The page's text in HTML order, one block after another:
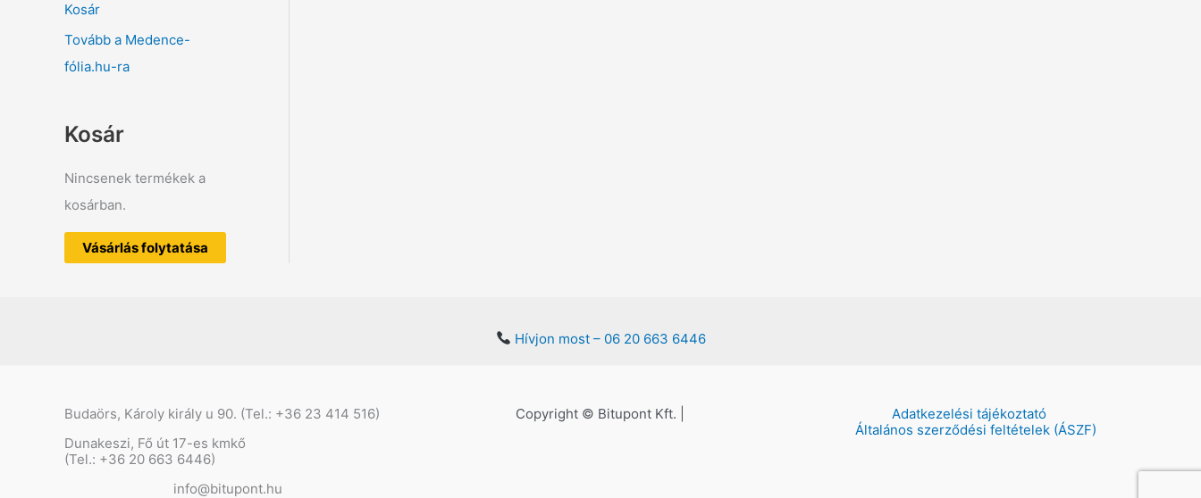
Kosár
Tovább a Medence-
fólia.hu-ra
Kosár
Nincsenek termékek a
kosárban.
Vásárlás folytatása
Hívjon most – 06 20 663 6446
Budaörs, Károly király u 90. (Tel.: +36 23 414 516)
Dunakeszi, Fő út 17-es kmkő
(Tel.: +36 20 663 6446)
info@bitupont.hu
Copyright © Bitupont Kft. |
Adatkezelési tájékoztató
Általános szerződési feltételek (ÁSZF)